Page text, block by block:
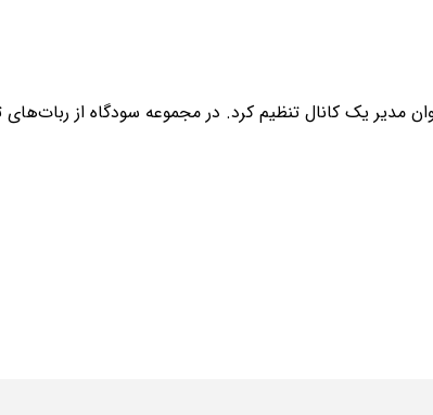
مدیر یک کانال تنظیم کرد. در مجموعه سودگاه از ربات‌های